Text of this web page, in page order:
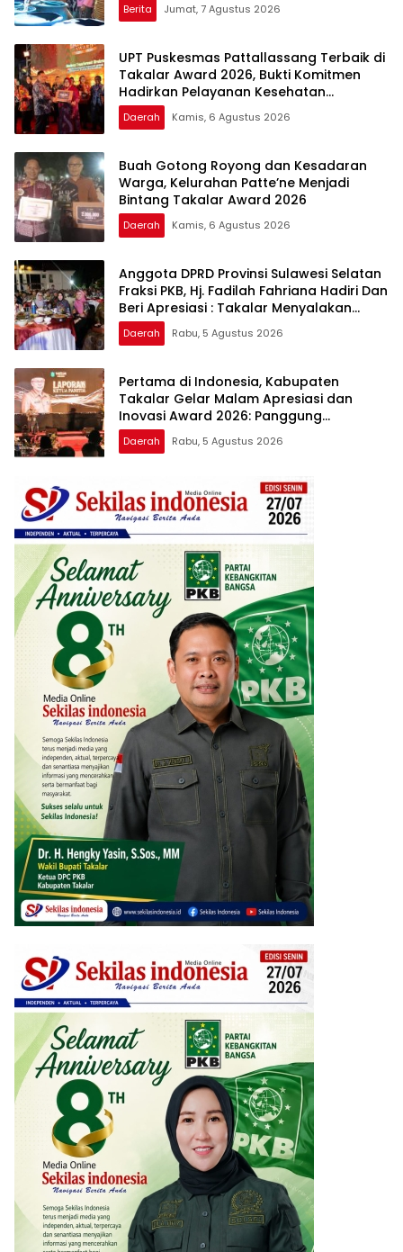
Berita Jumat, 7 Agustus 2026
UPT Puskesmas Pattallassang Terbaik di
Takalar Award 2026, Bukti Komitmen
Hadirkan Pelayanan Kesehatan
Berkualitas
Daerah Kamis, 6 Agustus 2026
Buah Gotong Royong dan Kesadaran
Warga, Kelurahan Patte’ne Menjadi
Bintang Takalar Award 2026
Daerah Kamis, 6 Agustus 2026
Anggota DPRD Provinsi Sulawesi Selatan
Fraksi PKB, Hj. Fadilah Fahriana Hadiri Dan
Beri Apresiasi : Takalar Menyalakan
Lentera Pengabdian Melalui Malam
Apresiasi dan Inovasi Award 2026
Daerah Rabu, 5 Agustus 2026
Pertama di Indonesia, Kabupaten
Takalar Gelar Malam Apresiasi dan
Inovasi Award 2026: Panggung
Penghargaan bagi Pelayan Publik
Berprestasi
Daerah Rabu, 5 Agustus 2026